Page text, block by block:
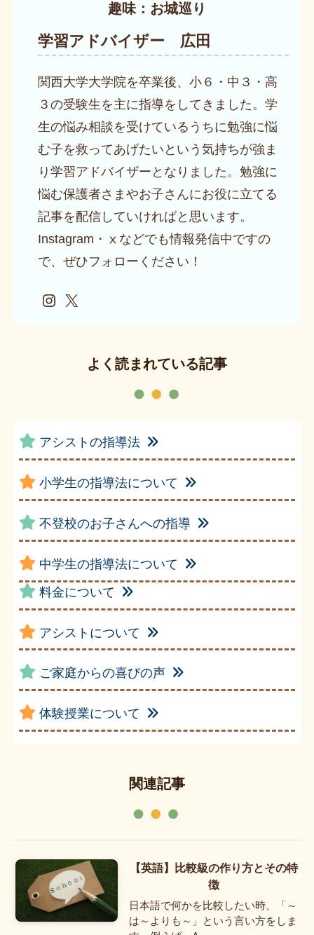
趣味：お城巡り
学習アドバイザー 広田
関西大学大学院を卒業後、小６・中３・高
３の受験生を主に指導をしてきました。学
生の悩み相談を受けているうちに勉強に悩
む子を救ってあげたいという気持ちが強ま
り学習アドバイザーとなりました。勉強に
悩む保護者さまやお子さんにお役に立てる
記事を配信していければと思います。
Instagram・ⅹなどでも情報発信中ですの
で、ぜひフォローください！
Instagram
X
よく読まれている記事
アシストの指導法
小学生の指導法について
不登校のお子さんへの指導
中学生の指導法について
料金について
アシストについて
ご家庭からの喜びの声
体験授業について
関連記事
【英語】比較級の作り方とその特
徴
日本語で何かを比較したい時、「～
は～よりも～」という言い方をしま